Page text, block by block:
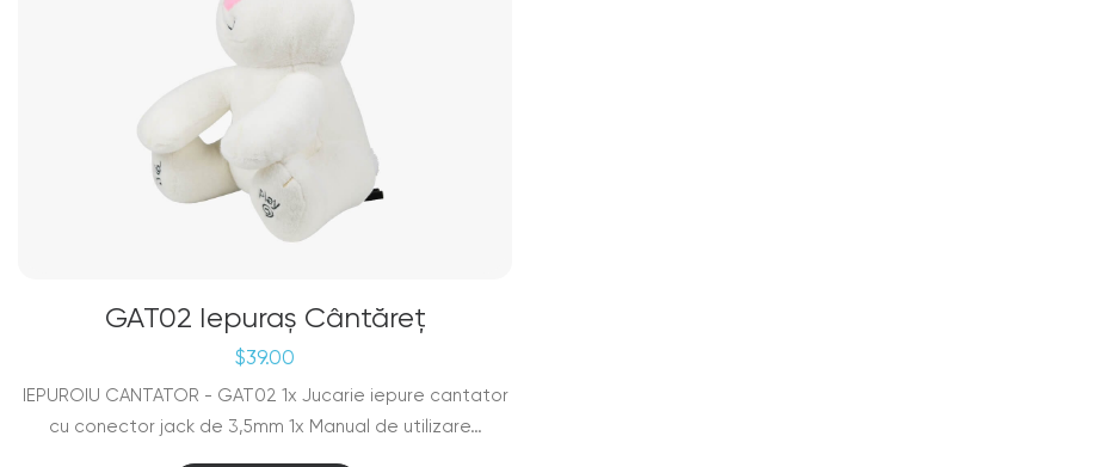
GAT02 Iepuraș Cântăreț
$39.00
IEPUROIU CANTATOR - GAT02 1x Jucarie iepure cantator
cu conector jack de 3,5mm 1x Manual de utilizare…